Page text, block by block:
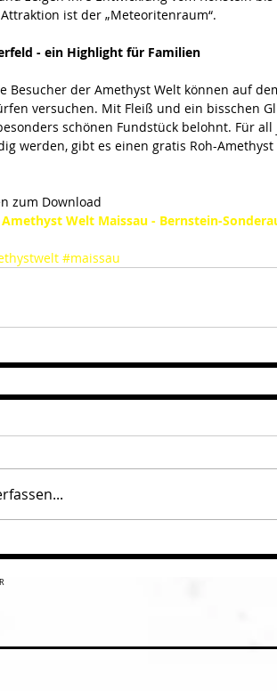
ist der „Meteoritenraum“.
- ein Highlight für Familien
Besucher der Amethyst Welt können auf
versuchen. Mit Fleiß und ein bisschen
schönen Fundstück belohnt. Für
werden, gibt es einen gratis Roh-
zum Download
Welt Maissau - Bernstein-
#maissau